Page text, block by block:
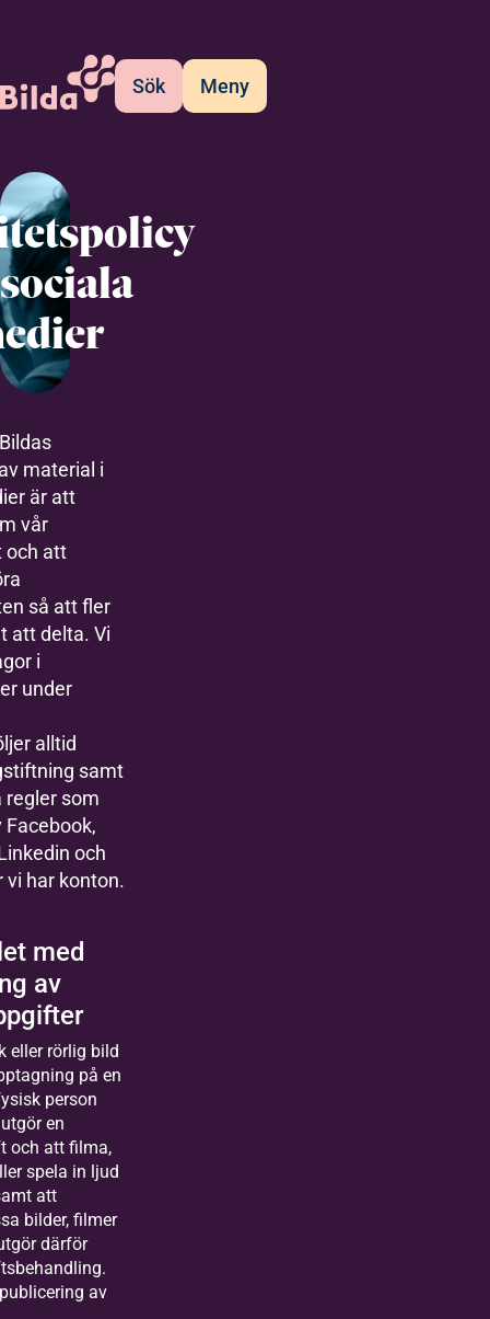
Sök Meny
material i
är att
vår
och att
så att fler
att delta. Vi
i
under
alltid
samt
regler som
och
vi har konton.
med
av
eller rörlig bild
på en
person
en
och att filma,
spela in ljud
att
bilder, filmer
därför
av